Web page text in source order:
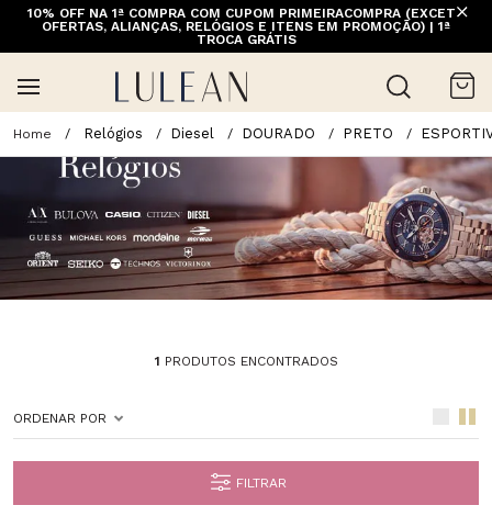
10% OFF NA 1ª COMPRA COM CUPOM PRIMEIRACOMPRA (EXCETO
OFERTAS, ALIANÇAS, RELÓGIOS E ITENS EM PROMOÇÃO) | 1ª
TROCA GRÁTIS
FRETE GRÁTIS ACIMA DE 399 PARA REGIÕES SELECIONADAS
(EXCETO LINHA HOME)
Relógios Diesel DOURADO PRETO
1 PRODUTOS ENCONTRADOS
ORDENAR POR
FILTRAR